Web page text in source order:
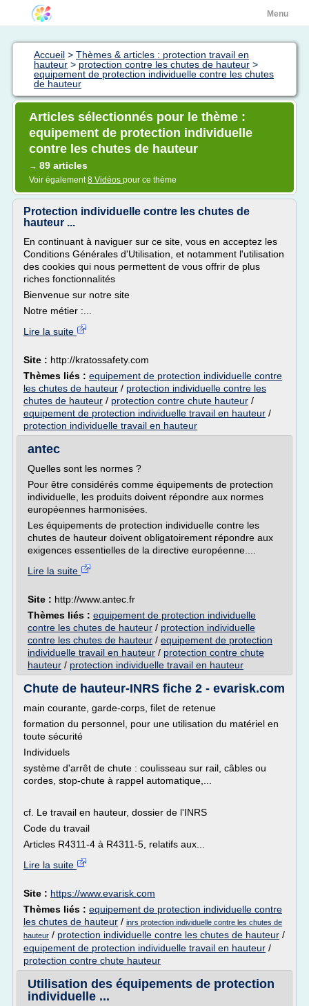
Menu
Accueil > Thèmes & articles : protection travail en
hauteur > protection contre les chutes de hauteur >
equipement de protection individuelle contre les chutes
de hauteur
Articles sélectionnés pour le thème :
equipement de protection individuelle
contre les chutes de hauteur
→ 89 articles
Voir également8 Vidéos pour ce thème
Protection individuelle contre les chutes de
hauteur ...
En continuant à naviguer sur ce site, vous en acceptez les
Conditions Générales d'Utilisation, et notamment l'utilisation
des cookies qui nous permettent de vous offrir de plus
riches fonctionnalités
Bienvenue sur notre site
Notre métier :...
Lire la suite
Site : http://kratossafety.com
Thèmes liés : equipement de protection individuelle contre
les chutes de hauteur / protection individuelle contre les
chutes de hauteur / protection contre chute hauteur /
equipement de protection individuelle travail en hauteur /
protection individuelle travail en hauteur
antec
Quelles sont les normes ?
Pour être considérés comme équipements de protection
individuelle, les produits doivent répondre aux normes
européennes harmonisées.
Les équipements de protection individuelle contre les
chutes de hauteur doivent obligatoirement répondre aux
exigences essentielles de la directive européenne....
Lire la suite
Site : http://www.antec.fr
Thèmes liés : equipement de protection individuelle
contre les chutes de hauteur / protection individuelle
contre les chutes de hauteur / equipement de protection
individuelle travail en hauteur / protection contre chute
hauteur / protection individuelle travail en hauteur
Chute de hauteur-INRS fiche 2 - evarisk.com
main courante, garde-corps, filet de retenue
formation du personnel, pour une utilisation du matériel en
toute sécurité
Individuels
système d'arrêt de chute : coulisseau sur rail, câbles ou
cordes, stop-chute à rappel automatique,...
cf. Le travail en hauteur, dossier de l'INRS
Code du travail
Articles R4311-4 à R4311-5, relatifs aux...
Lire la suite
Site : https://www.evarisk.com
Thèmes liés : equipement de protection individuelle contre
les chutes de hauteur / inrs protection individuelle contre les chutes de
hauteur / protection individuelle contre les chutes de hauteur /
equipement de protection individuelle travail en hauteur /
protection contre chute hauteur
Utilisation des équipements de protection
individuelle ...